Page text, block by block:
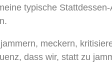
typische
meckern,
dass wir, statt zu